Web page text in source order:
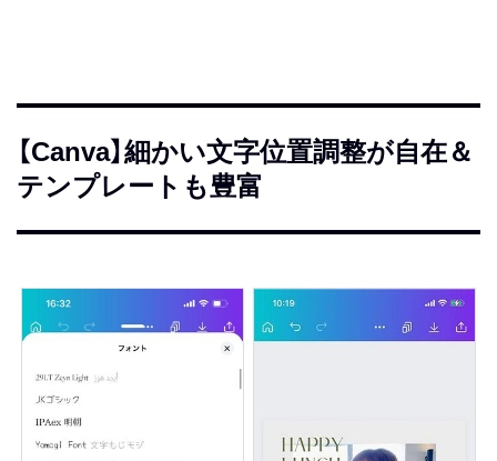
【Canva】細かい文字位置調整が自在＆
テンプレートも豊富